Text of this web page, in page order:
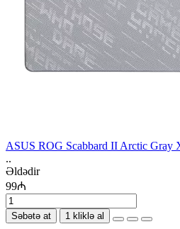
ASUS ROG Scabbard II Arctic
..
Əldədir
99₼
Səbətə at 1 kliklə al